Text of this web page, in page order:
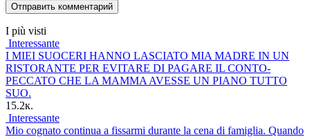
I più visti
Interessante
I MIEI SUOCERI HANNO LASCIATO MIA MADRE IN UN
RISTORANTE PER EVITARE DI PAGARE IL CONTO-
PECCATO CHE LA MAMMA AVESSE UN PIANO TUTTO
SUO.
15.2к.
Interessante
Mio cognato continua a fissarmi durante la cena di famiglia. Quando